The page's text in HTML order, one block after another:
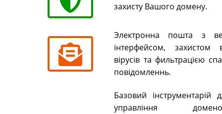
захисту Вашого домену.
Электронна пошта з
інтерфейсом, захистом
вірусів та фильтрацією
повідомленнь.
Базовий інструментарій
управління